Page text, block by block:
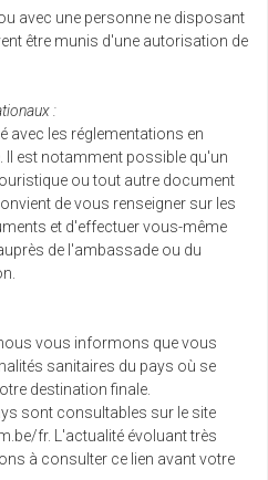
avec une personne ne disposant
être munis d'une autorisation de
:
avec les réglementations en
Il est notamment possible qu'un
ou tout autre document
de vous renseigner sur les
et d'effectuer vous-même
de l'ambassade ou du
vous informons que vous
sanitaires du pays où se
destination finale.
sont consultables sur le site
fr. L'actualité évoluant très
à consulter ce lien avant votre